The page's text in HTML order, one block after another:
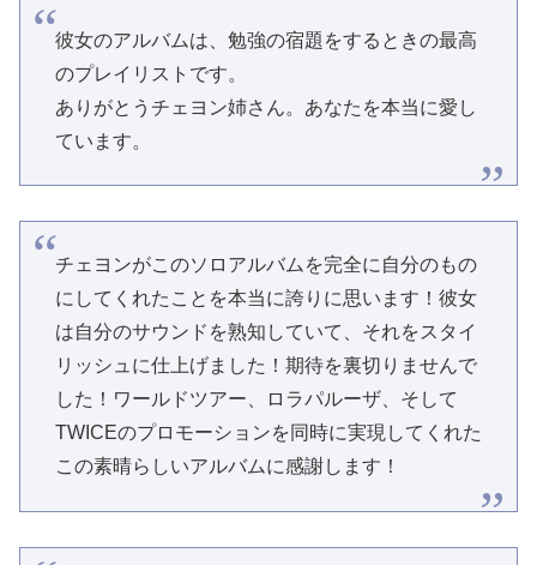
彼女のアルバムは、勉強の宿題をするときの最高
のプレイリストです。
ありがとうチェヨン姉さん。あなたを本当に愛し
ています。
チェヨンがこのソロアルバムを完全に自分のもの
にしてくれたことを本当に誇りに思います！彼女
は自分のサウンドを熟知していて、それをスタイ
リッシュに仕上げました！期待を裏切りませんで
した！ワールドツアー、ロラパルーザ、そして
TWICEのプロモーションを同時に実現してくれた
この素晴らしいアルバムに感謝します！